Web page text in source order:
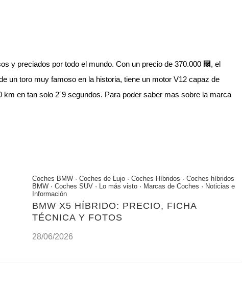
y preciados por todo el mundo. Con un precio de 370.000 ⿬, el
un toro muy famoso en la historia, tiene un motor V12 capaz de
en tan solo 2´9 segundos. Para poder saber mas sobre la marca
Coches BMW· Coches de Lujo· Coches Híbridos · Coches híbridos
BMW· Coches SUV· Lo más visto· Marcas de Coches · Noticias e
Información
BMW X5 HÍBRIDO: PRECIO, FICHA
TÉCNICA Y FOTOS
28/06/2026